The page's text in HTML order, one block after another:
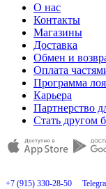
О нас
Контакты
Магазины
Доставка
Обмен и
Оплата
Программа
Карьера
Партнерство
Стать другом
+7 (915) 330-28-50